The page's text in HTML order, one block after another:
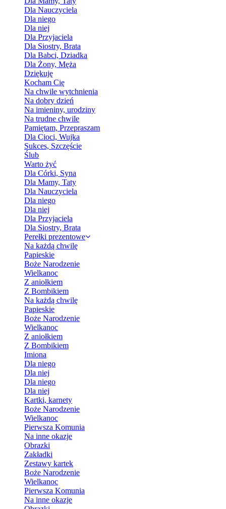
Dla Nauczyciela
Dla niego
Dla niej
Dla Przyjaciela
Dla Siostry, Brata
Dla Babci, Dziadka
Dla Żony, Męża
Dziękuję
Kocham Cię
Na chwile wytchnienia
Na dobry dzień
Na imieniny, urodziny
Na trudne chwile
Pamiętam, Przepraszam
Dla Cioci, Wujka
Sukces, Szczęście
Ślub
Warto żyć
Dla Córki, Syna
Dla Mamy, Taty
Dla Nauczyciela
Dla niego
Dla niej
Dla Przyjaciela
Dla Siostry, Brata
Perełki prezentowe
Na każdą chwilę
Papieskie
Boże Narodzenie
Wielkanoc
Z aniołkiem
Z Bombikiem
Na każdą chwilę
Papieskie
Boże Narodzenie
Wielkanoc
Z aniołkiem
Z Bombikiem
Imiona
Dla niego
Dla niej
Dla niego
Dla niej
Kartki, karnety
Boże Narodzenie
Wielkanoc
Pierwsza Komunia
Na inne okazje
Obrazki
Zakładki
Zestawy kartek
Boże Narodzenie
Wielkanoc
Pierwsza Komunia
Na inne okazje